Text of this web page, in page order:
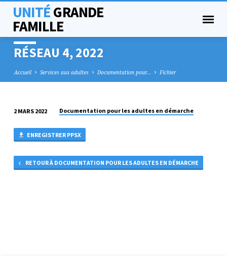
UNITÉGRANDE
FAMILLE
RÉSEAU 4, 2022
Accueil Services aux adultes Documentation pour… Fichier
RÉSEAU
4,
2022
2 MARS 2022 Documentation pour les adultes en démarche
ENREGISTRER PPSX
RETOUR À DOCUMENTATION POUR LES ADULTES EN DÉMARCHE